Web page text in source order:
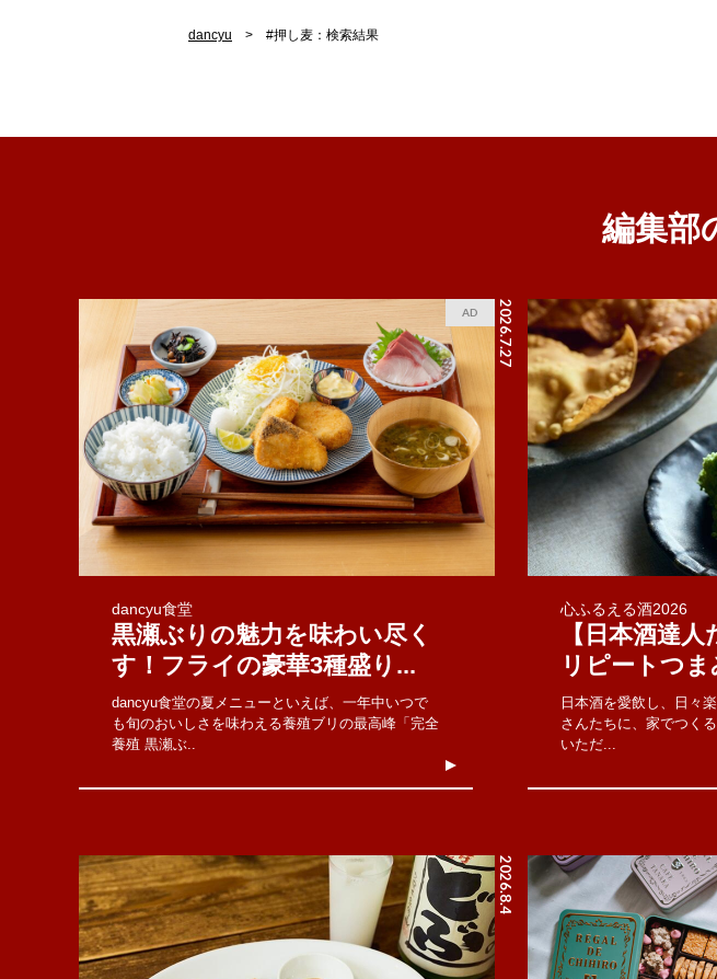
dancyu #押し麦：検索結果
編集部
2026.7.27
AD
dancyu食堂
黒瀬ぶりの魅力を味わい尽く
す！フライの豪華3種盛り...
dancyu食堂の夏メニューといえば、一年中いつで
も旬のおいしさを味わえる養殖ブリの最高峰「完全
養殖 黒瀬ぶ..
心ふるえる酒2026
【日本酒達
リピートつ
日本酒を愛飲し、日々
さんたちに、家でつく
いただ...
2026.8.4